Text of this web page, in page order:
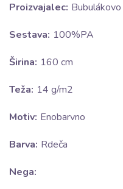
Proizvajalec:
Sestava: 100%PA
Širina: 160 cm
Teža: 14 g/m2
Motiv: Enobarvno
Barva: Rdeča
Nega: